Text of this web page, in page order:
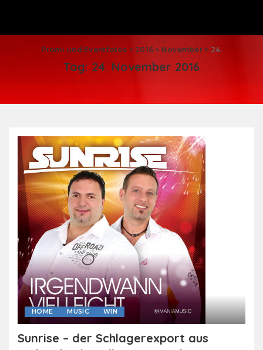
Promi und Eventfotos > 2016 > November> 24.
Tag: 24. November 2016
HOME MUSIC WIN
Sunrise – der Schlagerexport aus